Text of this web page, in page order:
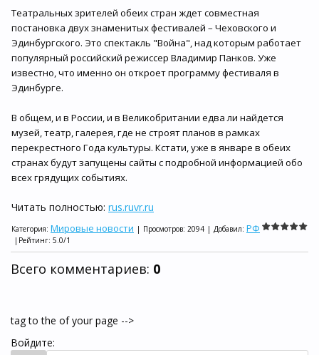
Театральных зрителей обеих стран ждет совместная
постановка двух знаменитых фестивалей – Чеховского и
Эдинбургского. Это спектакль "Война", над которым работает
популярный российский режиссер Владимир Панков. Уже
известно, что именно он откроет программу фестиваля в
Эдинбурге.
В общем, и в России, и в Великобритании едва ли найдется
музей, театр, галерея, где не строят планов в рамках
перекрестного Года культуры. Кстати, уже в январе в обеих
странах будут запущены сайты с подробной информацией обо
всех грядущих событиях.
Читать полностью: rus.ruvr.ru
Категория: Мировые новости | Просмотров: 2094 | Добавил: РФ
| Рейтинг: 5.0/1
Всего комментариев: 0
tag to the of your page -->
Войдите: